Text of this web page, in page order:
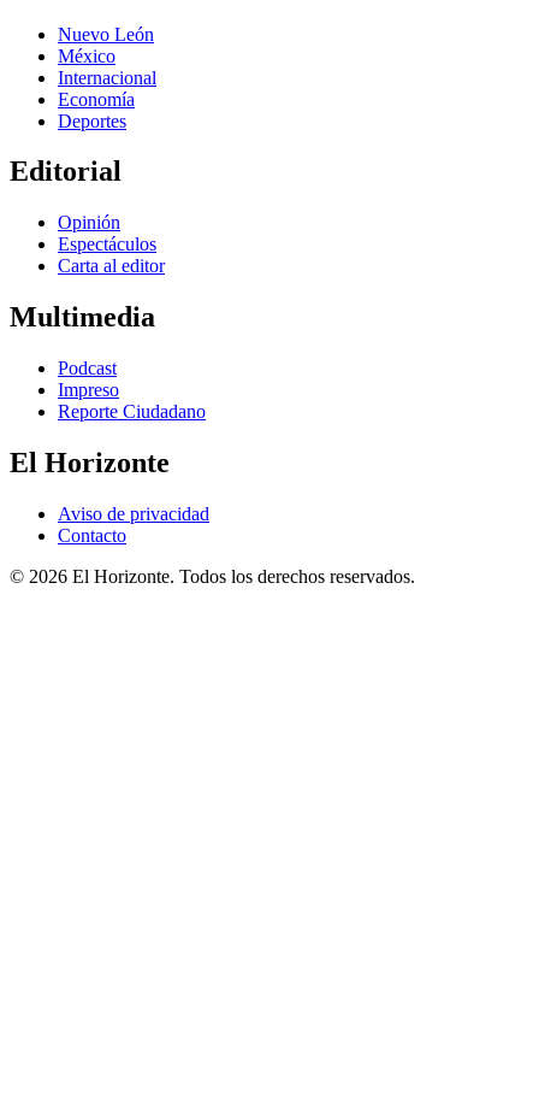
Nuevo León
México
Internacional
Economía
Deportes
Editorial
Opinión
Espectáculos
Carta al editor
Multimedia
Podcast
Impreso
Reporte Ciudadano
El Horizonte
Aviso de privacidad
Contacto
© 2026 El Horizonte. Todos los derechos reservados.